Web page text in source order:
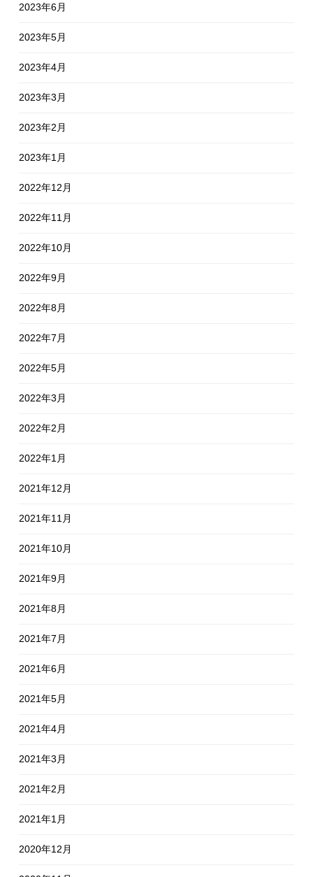
2023年6月
2023年5月
2023年4月
2023年3月
2023年2月
2023年1月
2022年12月
2022年11月
2022年10月
2022年9月
2022年8月
2022年7月
2022年5月
2022年3月
2022年2月
2022年1月
2021年12月
2021年11月
2021年10月
2021年9月
2021年8月
2021年7月
2021年6月
2021年5月
2021年4月
2021年3月
2021年2月
2021年1月
2020年12月